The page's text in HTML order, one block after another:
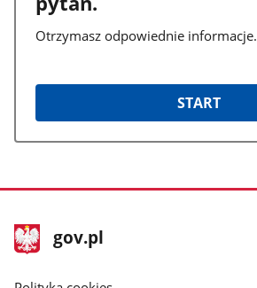
Otrzymasz odpowiednie informacje.
START
stopka
gov.pl
Strona
gov.pl